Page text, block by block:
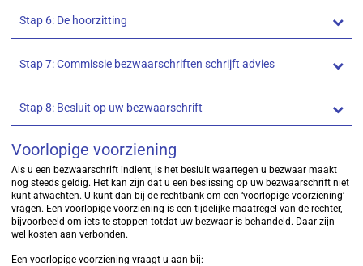
Stap 6: De hoorzitting
Stap 7: Commissie bezwaarschriften schrijft advies
Stap 8: Besluit op uw bezwaarschrift
Voorlopige voorziening
Als u een bezwaarschrift indient, is het besluit waartegen u bezwaar maakt
nog steeds geldig. Het kan zijn dat u een beslissing op uw bezwaarschrift niet
kunt afwachten. U kunt dan bij de rechtbank om een ‘voorlopige voorziening’
vragen. Een voorlopige voorziening is een tijdelijke maatregel van de rechter,
bijvoorbeeld om iets te stoppen totdat uw bezwaar is behandeld. Daar zijn
wel kosten aan verbonden.
Een voorlopige voorziening vraagt u aan bij: